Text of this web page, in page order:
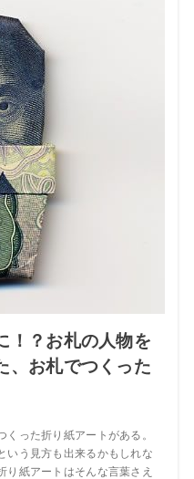
！？お札の人物を
、お札でつくった
った折り紙アートがある。
いう見方も出来るかもしれな
り紙アートはそんな言葉さえ